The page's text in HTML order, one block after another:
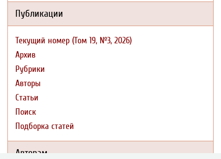
Публикации
Текущий номер (Том 19, №3, 2026)
Архив
Рубрики
Авторы
Статьи
Поиск
Подборка статей
Авторам